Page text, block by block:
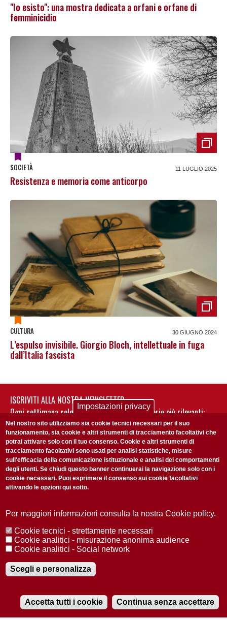
"Io esisto": una mostra dedicata a orfani e orfane di
femminicidio
SOCIETÀ 11 LUGLIO 2025
Resistenza e memoria come anticorpo
CULTURA 30 GIUGNO 2024
L’espulso invisibile. Giorgio Bloch, intellettuale in fuga
dall’Italia fascista
ISCRIVITI ALLA NOSTRA NEWSLETTER
Ogni settimana selezioniamo per te nostre storie più rilevanti:
non perderti gli aggiornamenti della nostra newsletter
Accetto laPrivacy Policy
Redazione Copyright Privacy
Area stampa
© 2025 Università di Padova
Registrazione presso il Tribunale di Padova n. 2097/2012 del 18 giugno
2012
Impostazioni privacy
Nel nostro sito utilizziamo sia cookie tecnici necessari per il suo
funzionamento, sia cookie e altri strumenti di tracciamento facoltativi che
potrai attivare solo con il tuo consenso. Cookie e altri strumenti di
tracciamento facoltativi sono usati per analisi statistiche, misure
sull'efficacia della comunicazione istituzionale e analisi dei comportamenti
degli utenti. Se chiudi questo banner continuerai la navigazione solo con i
cookie necessari. Puoi esprimere il consenso sui cookie facoltativi
attivando le opzioni qui sotto.
Per maggiori informazioni consulta la nostra Cookie policy.
Cookie tecnici - strettamente necessari
Cookie analitici - misurazione anonima audience
Cookie analitici - Social network
Scegli e personalizza
Accetta tutti i cookie Continua senza accettare